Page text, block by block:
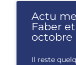
Actu
Faber
octobre
Il reste